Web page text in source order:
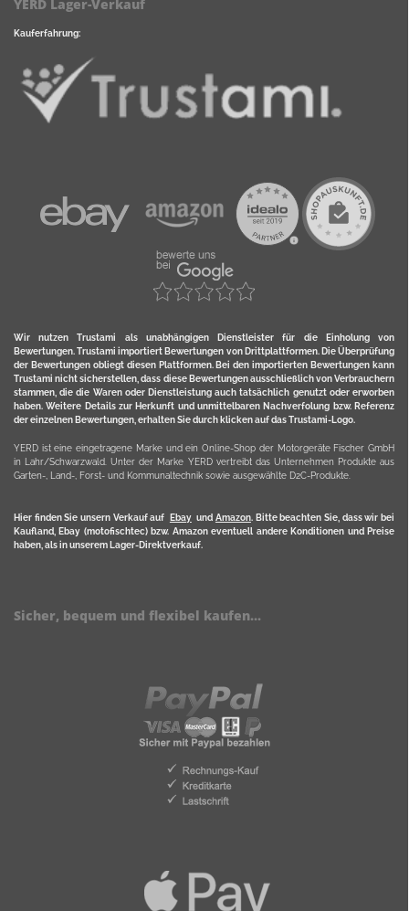
YERD Lager-Verkauf
Kauferfahrung:
Wir nutzen Trustami als unabhängigen Dienstleister für die Einholung von
Bewertungen. Trustami importiert Bewertungen von Drittplattformen. Die Überprüfung
der Bewertungen obliegt diesen Plattformen. Bei den importierten Bewertungen kann
Trustami nicht sicherstellen, dass diese Bewertungen ausschließlich von Verbrauchern
stammen, die die Waren oder Dienstleistung auch tatsächlich genutzt oder erworben
haben. Weitere Details zur Herkunft und unmittelbaren Nachverfolung bzw. Referenz
der einzelnen Bewertungen, erhalten Sie durch klicken auf das Trustami-Logo.
YERD ist eine eingetragene Marke und ein Online-Shop der Motorgeräte Fischer GmbH
in Lahr/Schwarzwald. Unter der Marke YERD vertreibt das Unternehmen Produkte aus
Garten-, Land-, Forst- und Kommunaltechnik sowie ausgewählte D2C-Produkte.
Hier finden Sie unsern Verkauf auf Ebayund Amazon. Bitte beachten Sie, dass wir bei
Kaufland, Ebay (motofischtec) bzw. Amazon eventuell andere Konditionen und Preise
haben, als in unserem Lager-Direktverkauf.
Sicher, bequem und flexibel kaufen...